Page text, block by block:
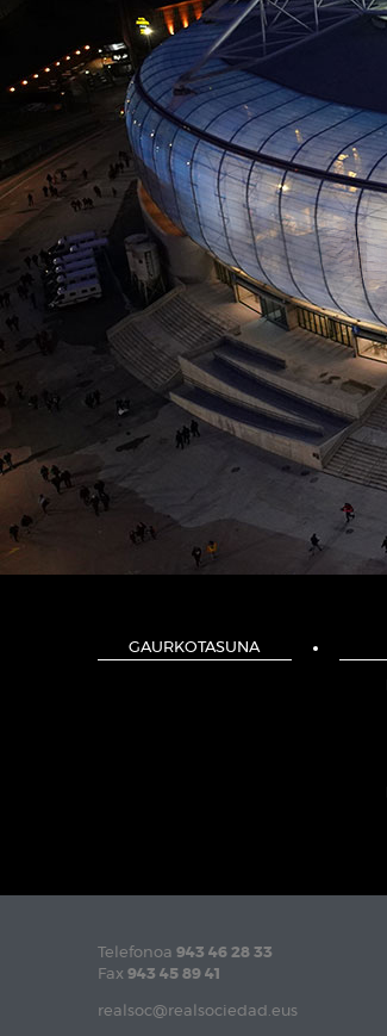
GAURKOTASUNA
Telefonoa 943 46 28 33
Fax 943 45 89 41
realsoc@realsociedad.eus